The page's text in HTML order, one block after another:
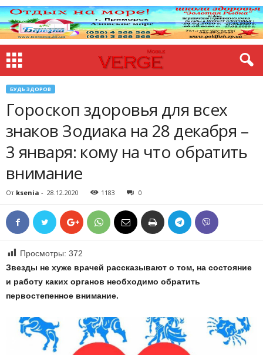
БУДЬ ЗДОРОВ
Гороскоп здоровья для всех
знаков Зодиака на 28 декабря –
3 января: кому на что обратить
внимание
От ksenia - 28.12.2020 1183 0
Просмотры: 372
Звезды не хуже врачей рассказывают о том, на состояние
и работу каких органов необходимо обратить
первостепенное внимание.